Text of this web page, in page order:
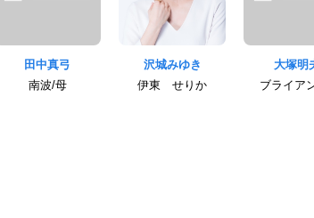
田中真弓
南波/母
沢城みゆき
伊東 せりか
大塚明
ブライア